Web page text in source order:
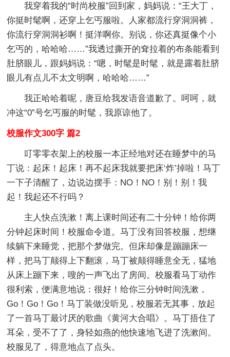
我穿着我的“时尚校服”回到家，妈妈说：“王大丁，
你挺时髦啊，还穿上乞丐服啦。人家都流行穿洞洞裤，
你流行穿洞洞衫啊！挺洋啊你。别说，你还真挺像个小
乞丐的，哈哈哈……”我透过撕开的耷拉着的布条能看到
肚脐眼儿，跟妈妈说：“嗯，时髦是时髦，就是露着肚脐
眼儿有点儿不太文明啊，哈哈哈……”
我正哈哈着呢，唐豆给我发语音道歉了。呵呵，就
冲这“0”号乞丐服的时髦，我原谅他了。
校服作文300字 篇2
叮零零衣架上的校服一本正经地对还在睡梦中的马
丁说：起床！起床！再不起床我就要把床‘炸’掉啦！马丁
一下子清醒了，边说边摆手：NO！NO！别！别！我
起！我起还不行吗？
主人快点洗漱！离上课时间还有二十分钟！给你两
分钟起床时间！校服命令道。马丁没有回答校服，想继
续躺下来睡觉，把那个梦做完。但床却像是蹦蹦床一
样，把马丁颠得上下翻滚，马丁被颠得睡意全无，猛地
从床上蹦下来，嗖的一声飞出了房间。校服看马丁动作
很利索，便满意地说：很好！给你三分钟时间洗漱，
Go！Go！Go！马丁装做没听见，校服若无其事，放起
了一首马丁最讨厌的歌曲《黄河大合唱》。马丁捂住了
耳朵，受不了了，身轻如燕的他快速地飞进了洗漱间。
校服见了，得意地点了点头。